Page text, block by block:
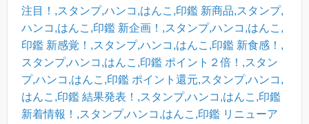
注目！,スタンプ,ハンコ,はんこ,印鑑 新商品,スタンプ,
ハンコ,はんこ,印鑑 新企画！,スタンプ,ハンコ,はんこ,
印鑑 新感覚！,スタンプ,ハンコ,はんこ,印鑑 新食感！,
スタンプ,ハンコ,はんこ,印鑑 ポイント２倍！,スタン
プ,ハンコ,はんこ,印鑑 ポイント還元,スタンプ,ハンコ,
はんこ,印鑑 結果発表！,スタンプ,ハンコ,はんこ,印鑑
新着情報！,スタンプ,ハンコ,はんこ,印鑑 リニューア